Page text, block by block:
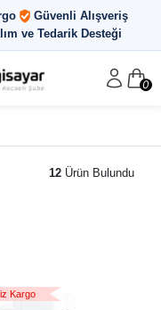
Güvenli Alışveriş
ve Tedarik Desteği
0
12 Ürün Bulundu
Kargo